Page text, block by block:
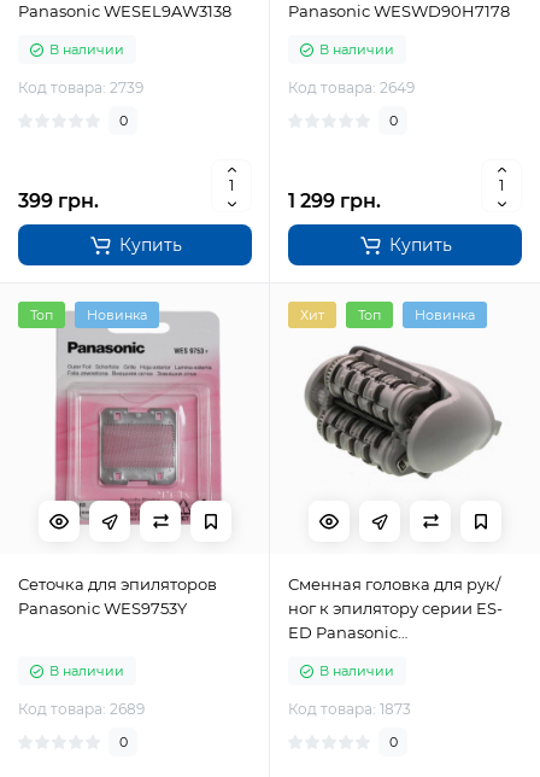
Panasonic WESEL9AW3138
В наличии
Код товара: 2739
0
399 грн.
Купить
Panasonic WESWD90H7178
В наличии
Код товара: 2649
0
1 299 грн.
Купить
Топ Новинка
Сеточка для эпиляторов
Panasonic WES9753Y
В наличии
Код товара: 2689
0
Хит Топ Новинка
Сменная головка для рук/
ног к эпилятору серии ES-
ED Panasonic
В наличии
Код товара: 1873
0